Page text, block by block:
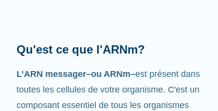
Que fait-il?
Tout comme son nom l'indique, l'ARNm est un
messager. Il interagit avec d'autres
composants dans les cellules qui aident à créer